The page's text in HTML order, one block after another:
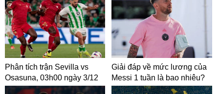
Phân tích trận Sevilla vs
Osasuna, 03h00 ngày 3/12
Giải đáp về mức lương của
Messi 1 tuần là bao nhiêu?